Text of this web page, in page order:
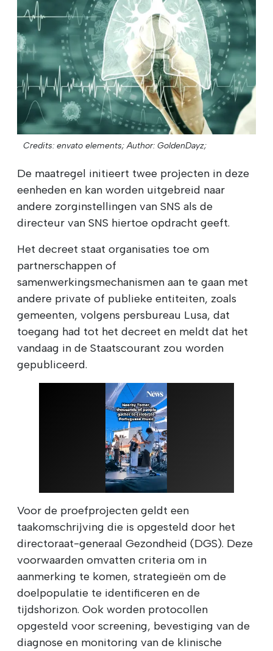
Credits: envato elements; Author: GoldenDayz;
De maatregel initieert twee projecten in deze
eenheden en kan worden uitgebreid naar
andere zorginstellingen van SNS als de
directeur van SNS hiertoe opdracht geeft.
Het decreet staat organisaties toe om
partnerschappen of
samenwerkingsmechanismen aan te gaan met
andere private of publieke entiteiten, zoals
gemeenten, volgens persbureau Lusa, dat
toegang had tot het decreet en meldt dat het
vandaag in de Staatscourant zou worden
gepubliceerd.
Voor de proefprojecten geldt een
taakomschrijving die is opgesteld door het
directoraat-generaal Gezondheid (DGS). Deze
voorwaarden omvatten criteria om in
aanmerking te komen, strategieën om de
doelpopulatie te identificeren en de
tijdshorizon. Ook worden protocollen
opgesteld voor screening, bevestiging van de
diagnose en monitoring van de klinische